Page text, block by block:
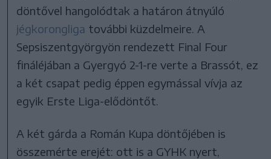
döntővel hangolódtak a határon átnyúló
jégkorongliga további küzdelmeire. A
Sepsiszentgyörgyön rendezett Final Four
fináléjában a Gyergyó 2-1-re verte a Brassót, ez
a két csapat pedig éppen egymással vívja az
egyik Erste Liga-elődöntőt.
A két gárda a Román Kupa döntőjében is
összemérte erejét: ott is a GYHK nyert,